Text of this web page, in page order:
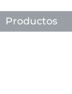
Productos